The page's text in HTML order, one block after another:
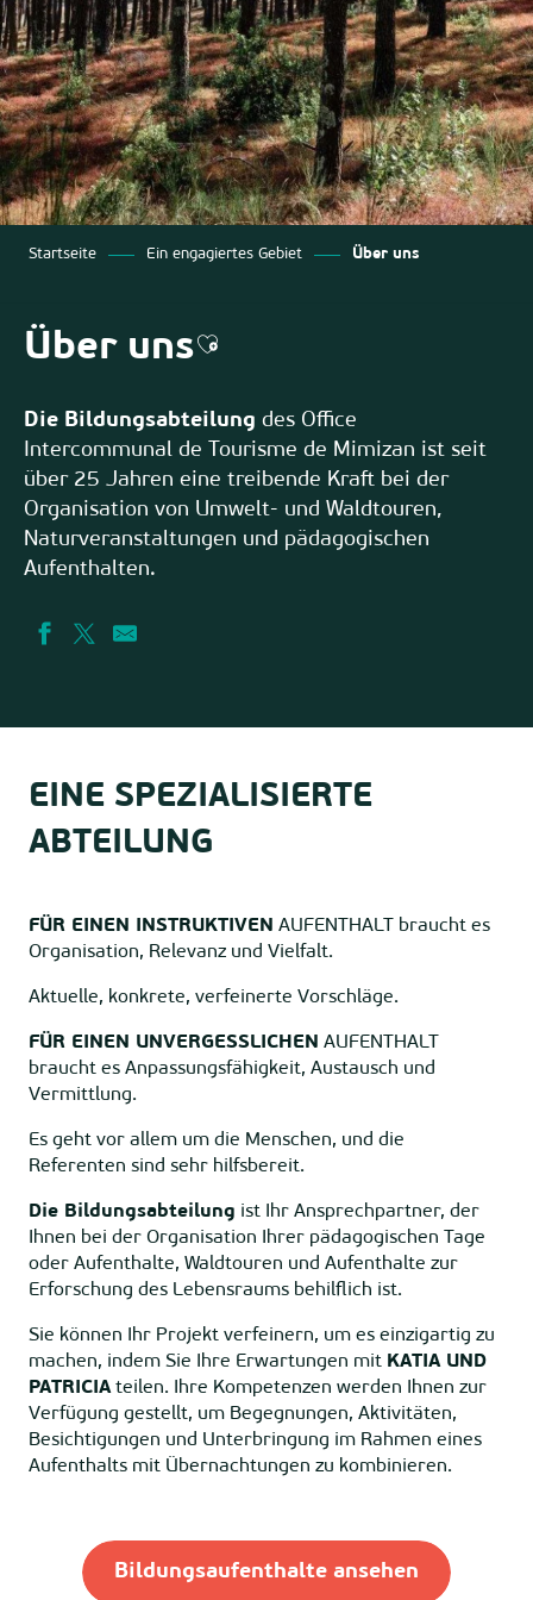
Startseite Ein engagiertes Gebiet Über uns
Über unsAjouter aux favoris
Die Bildungsabteilung des Office
Intercommunal de Tourisme de Mimizan ist seit
über 25 Jahren eine treibende Kraft bei der
Organisation von Umwelt- und Waldtouren,
Naturveranstaltungen und pädagogischen
Aufenthalten.
EINE SPEZIALISIERTE
ABTEILUNG
FÜR EINEN INSTRUKTIVEN AUFENTHALT braucht es
Organisation, Relevanz und Vielfalt.
Aktuelle, konkrete, verfeinerte Vorschläge.
FÜR EINEN UNVERGESSLICHEN AUFENTHALT
braucht es Anpassungsfähigkeit, Austausch und
Vermittlung.
Es geht vor allem um die Menschen, und die
Referenten sind sehr hilfsbereit.
Die Bildungsabteilung ist Ihr Ansprechpartner, der
Ihnen bei der Organisation Ihrer pädagogischen Tage
oder Aufenthalte, Waldtouren und Aufenthalte zur
Erforschung des Lebensraums behilflich ist.
Sie können Ihr Projekt verfeinern, um es einzigartig zu
machen, indem Sie Ihre Erwartungen mit KATIA UND
PATRICIAteilen. Ihre Kompetenzen werden Ihnen zur
Verfügung gestellt, um Begegnungen, Aktivitäten,
Besichtigungen und Unterbringung im Rahmen eines
Aufenthalts mit Übernachtungen zu kombinieren.
Bildungsaufenthalte ansehen